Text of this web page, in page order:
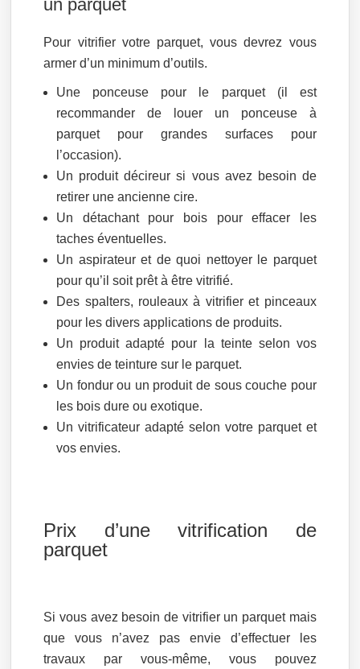
un parquet
Pour vitrifier votre parquet, vous devrez vous
armer d’un minimum d’outils.
Une ponceuse pour le parquet (il est
recommander de louer un ponceuse à
parquet pour grandes surfaces pour
l’occasion).
Un produit décireur si vous avez besoin de
retirer une ancienne cire.
Un détachant pour bois pour effacer les
taches éventuelles.
Un aspirateur et de quoi nettoyer le parquet
pour qu’il soit prêt à être vitrifié.
Des spalters, rouleaux à vitrifier et pinceaux
pour les divers applications de produits.
Un produit adapté pour la teinte selon vos
envies de teinture sur le parquet.
Un fondur ou un produit de sous couche pour
les bois dure ou exotique.
Un vitrificateur adapté selon votre parquet et
vos envies.
Prix d’une vitrification de
parquet
Si vous avez besoin de vitrifier un parquet mais
que vous n’avez pas envie d’effectuer les
travaux par vous-même, vous pouvez